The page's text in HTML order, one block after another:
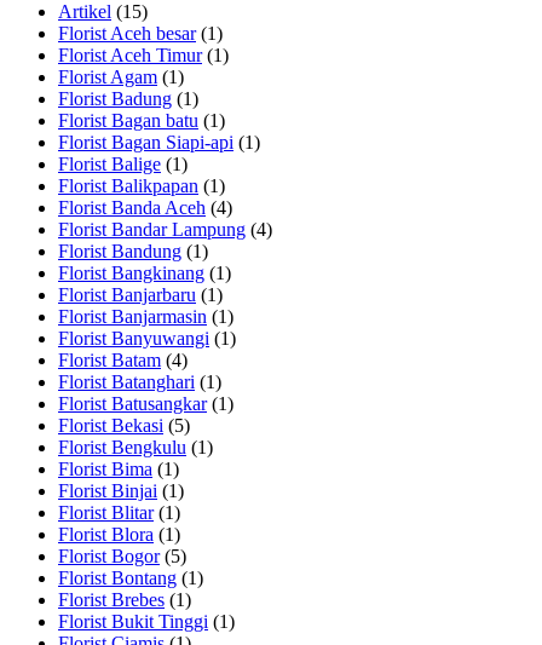
Artikel (15)
Florist Aceh besar(1)
Florist Aceh Timur(1)
Florist Agam (1)
Florist Badung (1)
Florist Bagan batu (1)
Florist Bagan Siapi-api (1)
Florist Balige (1)
Florist Balikpapan (1)
Florist Banda Aceh (4)
Florist Bandar Lampung (4)
Florist Bandung (1)
Florist Bangkinang (1)
Florist Banjarbaru (1)
Florist Banjarmasin (1)
Florist Banyuwangi (1)
Florist Batam (4)
Florist Batanghari (1)
Florist Batusangkar(1)
Florist Bekasi (5)
Florist Bengkulu (1)
Florist Bima (1)
Florist Binjai (1)
Florist Blitar(1)
Florist Blora (1)
Florist Bogor(5)
Florist Bontang (1)
Florist Brebes (1)
Florist Bukit Tinggi (1)